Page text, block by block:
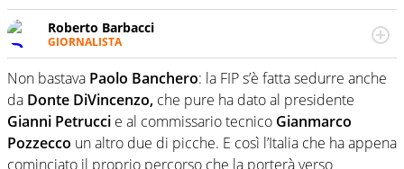
Roberto Barbacci
GIORNALISTA
Giornalista (pubblicista) sportivo a tutto campo, è il
tuttologo di Virgilio Sport. Provate a chiedergli di boxe, di
scherma, di volley o di curling: ve ne farà innamorare
Non bastava Paolo Banchero: la FIP s’è fatta sedurre anche
da Donte DiVincenzo, che pure ha dato al presidente
Gianni Petrucci e al commissario tecnico Gianmarco
Pozzecco un altro due di picche. E così l’Italia che ha appena
cominciato il proprio percorso che la porterà verso